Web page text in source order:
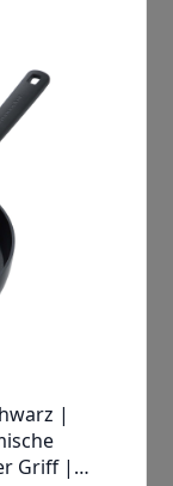
Sie
seiner
Sie
für